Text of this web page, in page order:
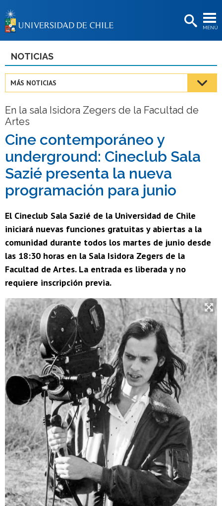
MENÚ
BIBLIOTECAS
Estudiantes
Académicas/os
Funcionarias/os
Egresadas/os
NOTICIAS
MÁS NOTICIAS
En la sala Isidora Zegers de la Facultad de
Artes
Cine contemporáneo y
underground: Cineclub Sala
Sazié presenta la nueva
programación para junio
El Cineclub Sala Sazié de la Universidad de Chile
iniciará nuevas funciones gratuitas y abiertas a la
comunidad durante todos los martes de junio desde
las 18:30 horas en la Sala Isidora Zegers de la
Facultad de Artes. La entrada es liberada y no
requiere inscripción previa.